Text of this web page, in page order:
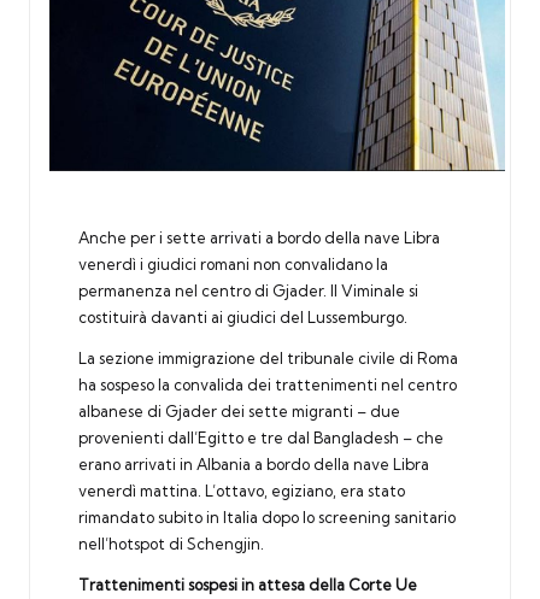
Anche per i sette arrivati a bordo della nave Libra
venerdì i giudici romani non convalidano la
permanenza nel centro di Gjader. Il Viminale si
costituirà davanti ai giudici del Lussemburgo.
La sezione immigrazione del tribunale civile di Roma
ha sospeso la convalida dei trattenimenti nel centro
albanese di Gjader dei sette migranti – due
provenienti dall’Egitto e tre dal Bangladesh – che
erano arrivati in Albania a bordo della nave Libra
venerdì mattina. L’ottavo, egiziano, era stato
rimandato subito in Italia dopo lo screening sanitario
nell’hotspot di Schengjin.
Trattenimenti sospesi in attesa della Corte Ue